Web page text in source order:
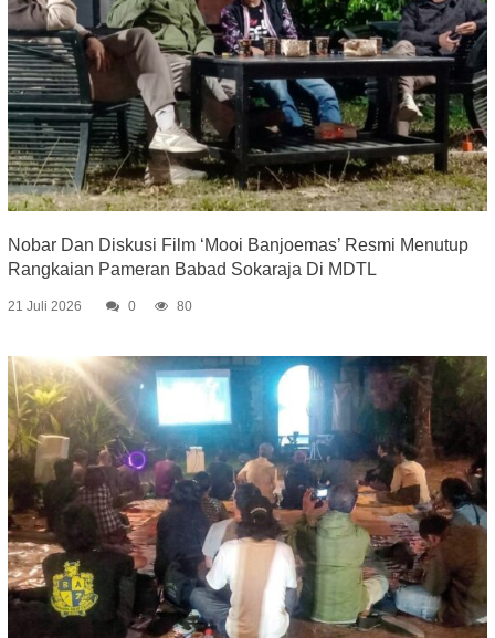
Nobar Dan Diskusi Film ‘Mooi Banjoemas’ Resmi Menutup
Rangkaian Pameran Babad Sokaraja Di MDTL
21 Juli 2026 0 80